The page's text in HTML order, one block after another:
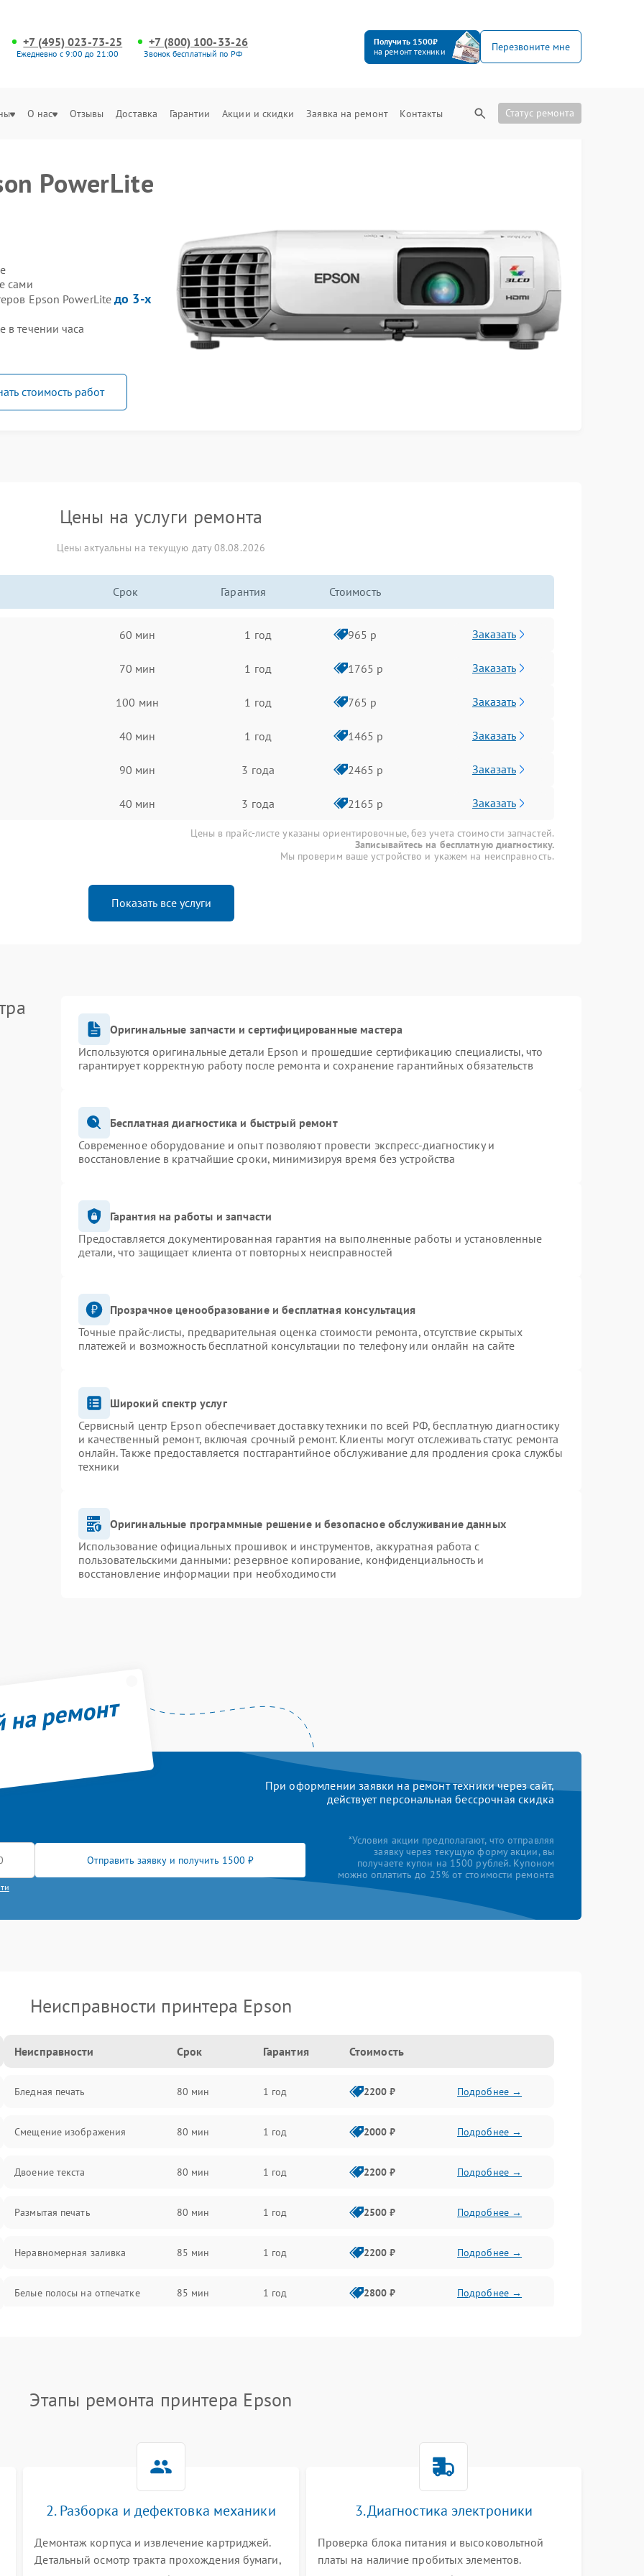
+7 (495) 023-73-25
Ежедневно с 9:00 до 21:00
+7 (800) 100-33-26
Звонок бесплатный по РФ
Получить 1500₽
на ремонт техники
Перезвоните мне
О нас Отзывы Доставка Гарантии Акции и скидки Заявка на ремонт Контакты Статус ремонта
PowerLite
сами
Epson PowerLiteдо 3-х
в течении часа
стоимость работ
Цены на услуги ремонта
Цены актуальны на текущую дату 08.08.2026
Срок Гарантия Стоимость
60 мин 1 год 965 р Заказать
70 мин 1 год 1765 р Заказать
100 мин 1 год 765 р Заказать
40 мин 1 год 1465 р Заказать
90 мин 3 года 2465 р Заказать
40 мин 3 года 2165 р Заказать
Цены в прайс-листе указаны ориентировочные, без учета стоимости запчастей.
Записывайтесь на бесплатную диагностику.
Мы проверим ваше устройство и укажем на неисправность.
Показать все услуги
Оригинальные запчасти и сертифицированные мастера
Используются оригинальные детали Epson и прошедшие сертификацию специалисты, что
гарантирует корректную работу после ремонта и сохранение гарантийных обязательств
Бесплатная диагностика и быстрый ремонт
Современное оборудование и опыт позволяют провести экспресс-диагностику и
восстановление в кратчайшие сроки, минимизируя время без устройства
Гарантия на работы и запчасти
Предоставляется документированная гарантия на выполненные работы и установленные
детали, что защищает клиента от повторных неисправностей
Прозрачное ценообразование и бесплатная консультация
Точные прайс-листы, предварительная оценка стоимости ремонта, отсутствие скрытых
платежей и возможность бесплатной консультации по телефону или онлайн на сайте
Широкий спектр услуг
Сервисный центр Epson обеспечивает доставку техники по всей РФ, бесплатную диагностику
и качественный ремонт, включая срочный ремонт. Клиенты могут отслеживать статус ремонта
онлайн. Также предоставляется постгарантийное обслуживание для продления срока службы
техники
Оригинальные программные решение и безопасное обслуживание данных
Использование официальных прошивок и инструментов, аккуратная работа с
пользовательскими данными: резервное копирование, конфиденциальность и
восстановление информации при необходимости
ремонт
При оформлении заявки на ремонт техники через сайт,
действует персональная бессрочная скидка
Отправить заявку и получить 1500 ₽
*Условия акции предполагают, что отправляя
заявку через текущую форму акции, вы
получаете купон на 1500 рублей. Купоном
можно оплатить до 25% от стоимости ремонта
Неисправности принтера Epson
Неисправности Срок Гарантия Стоимость
Бледная печать 80 мин 1 год 2200 ₽ Подробнее →
Смещение изображения 80 мин 1 год 2000 ₽ Подробнее →
Двоение текста 80 мин 1 год 2200 ₽ Подробнее →
Размытая печать 80 мин 1 год 2500 ₽ Подробнее →
Неравномерная заливка 85 мин 1 год 2200 ₽ Подробнее →
Белые полосы на отпечатке 85 мин 1 год 2800 ₽ Подробнее →
Этапы ремонта принтера Epson
2. Разборка и дефектовка механики
Демонтаж корпуса и извлечение картриджей.
Детальный осмотр тракта прохождения бумаги,
3. Диагностика электроники
Проверка блока питания и высоковольтной
платы на наличие пробитых элементов.